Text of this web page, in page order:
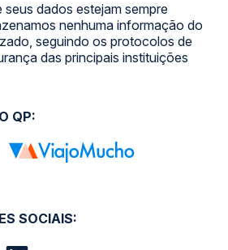
seus dados estejam sempre
nenhuma informação do
seguindo os protocolos de
das principais instituições
SOCIAIS:
QP: